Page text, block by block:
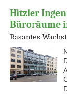
Hitzler
Büroräume
Rasantes